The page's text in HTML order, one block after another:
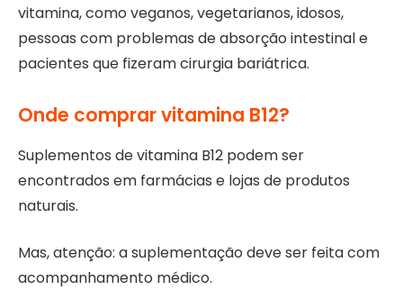
vitamina, como veganos, vegetarianos, idosos,
pessoas com problemas de absorção intestinal e
pacientes que fizeram cirurgia bariátrica.
Onde comprar vitamina B12?
Suplementos de vitamina B12 podem ser
encontrados em farmácias e lojas de produtos
naturais.
Mas, atenção: a suplementação deve ser feita com
acompanhamento médico.